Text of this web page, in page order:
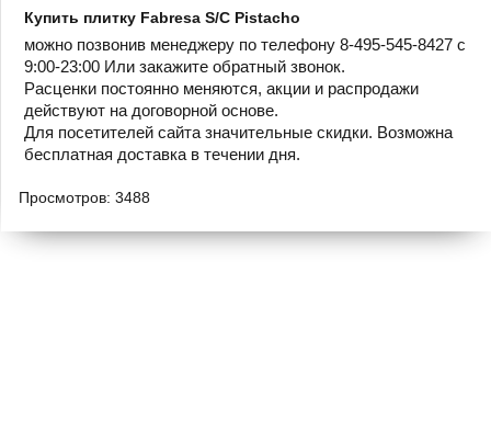
Купить плитку Fabresa S/C Pistacho
можно позвонив менеджеру по телефону 8-495-545-8427 с
9:00-23:00 Или закажите обратный звонок.
Расценки постоянно меняются, акции и распродажи
действуют на договорной основе.
Для посетителей сайта значительные скидки. Возможна
бесплатная доставка в течении дня.
Просмотров: 3488